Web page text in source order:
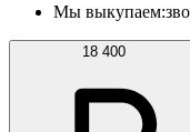
Мы выкупаем:
18 400